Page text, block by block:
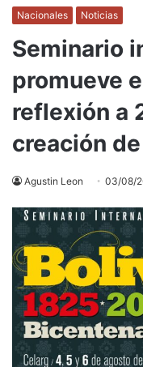
Nacionales Noticias
Seminario
promueve
reflexión a
creación
Agustin Leon 03/08/